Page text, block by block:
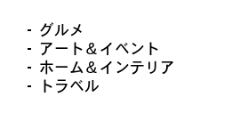
グルメ
アート＆イベント
ホーム＆インテリア
トラベル